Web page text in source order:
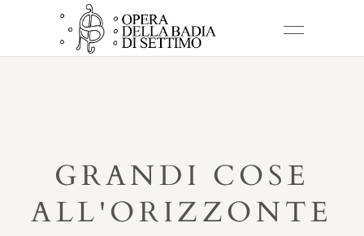
GRANDI COSE
ALL'ORIZZONTE